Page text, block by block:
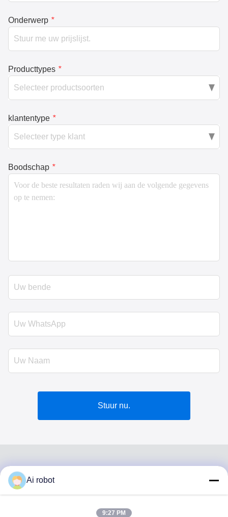
Onderwerp *
Producttypes *
klantentype *
Boodschap *
Stuur nu.
LABORATORY
Ai robot
9:27 PM